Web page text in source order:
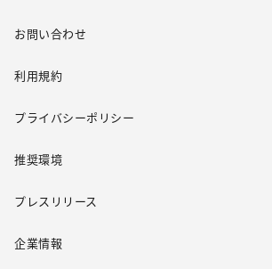
お問い合わせ
利用規約
プライバシーポリシー
推奨環境
プレスリリース
企業情報